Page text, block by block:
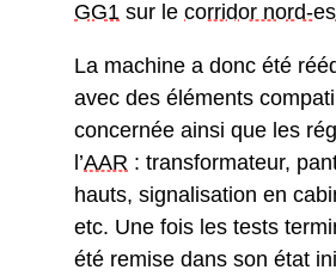
GG1 sur le corridor nord-
La machine a donc été
avec des éléments
concernée ainsi que les
l’AAR : transformateur,
hauts, signalisation en
etc. Une fois les tests
été remise dans son état